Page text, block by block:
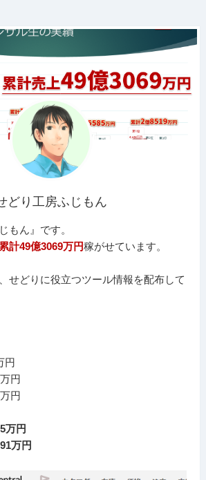
どり工房ふじもん
もん』です。
累計49億3069万円稼がせています。
せどりに役立つツール情報を配布して
円
円
円
万円
万円